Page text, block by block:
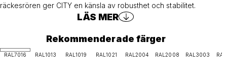
räckesrören ger CITY en känsla av robusthet och stabilitet.
LÄS MER
Rekommenderade färger
RAL7016 RAL1013 RAL1019 RAL1021 RAL2004 RAL2008 RAL3003